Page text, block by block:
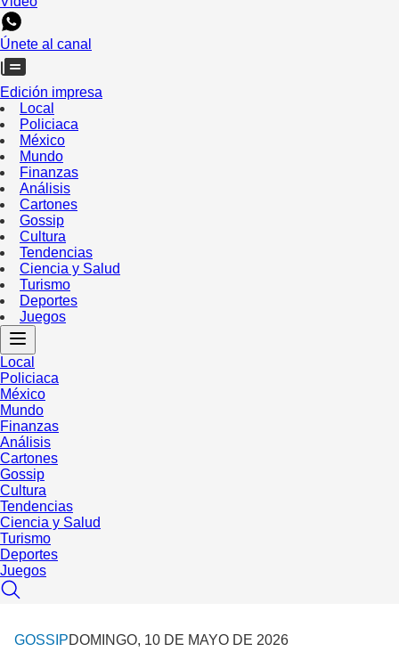
Únete al canal
Edición impresa
Local
Policiaca
México
Mundo
Finanzas
Análisis
Cartones
Gossip
Cultura
Tendencias
Ciencia y Salud
Turismo
Deportes
Juegos
Local
Policiaca
México
Mundo
Finanzas
Análisis
Cartones
Gossip
Cultura
Tendencias
Ciencia y Salud
Turismo
Deportes
Juegos
GOSSIPDOMINGO, 10 DE MAYO DE 2026